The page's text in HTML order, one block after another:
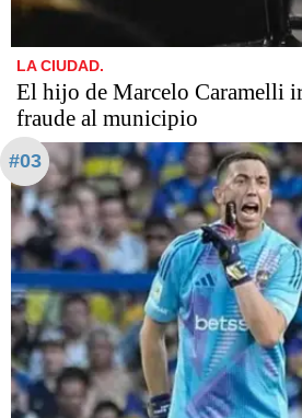
LA CIUDAD.
​​​​​El hijo de Marcelo Caramelli
fraude al municipio
#03